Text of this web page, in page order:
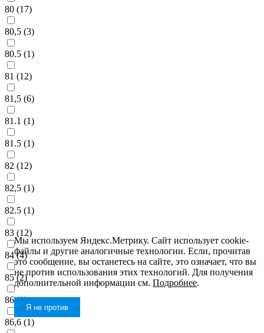
80 (17)
80,5 (3)
80.5 (1)
81 (12)
81,5 (6)
81.1 (1)
81.5 (1)
82 (12)
82,5 (1)
82.5 (1)
83 (12)
84 (4)
85 (2)
86 (1)
86,6 (1)
Мы используем Яндекс.Метрику. Сайт использует cookie-
файлы и другие аналогичные технологии. Если, прочитав
это сообщение, вы останетесь на сайте, это означает, что вы
не против использования этих технологий. Для получения
дополнительной информации см.Подробнее.
Я не против